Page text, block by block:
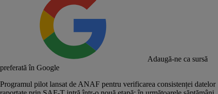
Adaugă-ne ca sursă
preferată în Google
Programul pilot lansat de ANAF pentru verificarea consistenței datelor